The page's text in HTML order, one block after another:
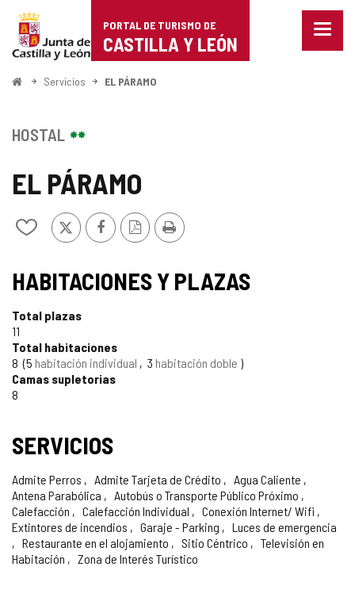
Portal
de
Turismo
Castilla
León
PORTAL DE TURISMO DE
CASTILLA Y LEÓN
Menu
InicioServicios EL PÁRAMO
EL PÁRAMO
Añadir/quitar
cuadernos
X FacebookVersión
PDF
Imprimir
HOSTAL
HABITACIONES Y PLAZAS
Total plazas
11
Total habitaciones
8 5 habitación individual 3 habitación doble
Camas supletorias
8
SERVICIOS
Admite Perros Admite Tarjeta de Crédito
Agua Caliente
Antena Parabólica
Autobús o Transporte Público Próximo
Calefacción
Calefacción Individual
Conexión Internet/ Wifi
Extintores de incendios
Garaje - Parking
Luces de emergencia
Restaurante en el alojamiento
Sitio Céntrico
Televisión en
Habitación
Zona de Interés Turístico